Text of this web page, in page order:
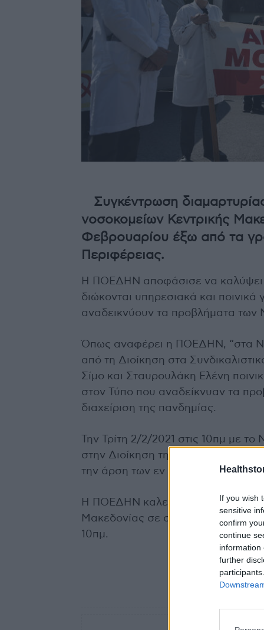
If you wish
sensitive
confirm
continue
information
further
Συγκέντρωση
νοσοκομείων Κεντρικής
Φεβρουαρίου έξω από τα
Περιφέρειας.
Η ΠΟΕΔΗΝ αποφάσισε να καλύψει
διώκονται υπηρεσιακά και ποινικά
αναδεικνύουν τα προβλήματα των
Όπως αναφέρει η ΠΟΕΔΗΝ, “στα
από τη Διοίκηση στα
Σίμο και Σταυρουλάκη Ελένη
στον Τύπο που αναδείκνυαν τα
διαχείριση της πανδημίας.
Την Τρίτη 2/2/2021 στις 10πμ με
στην Διοίκηση της 3ης ΥΠΕ για
την άρση των εν λόγω αυθαίρετων
Η ΠΟΕΔΗΝ καλεί τα
Μακεδονίας σε συγκέντρωση
10πμ.